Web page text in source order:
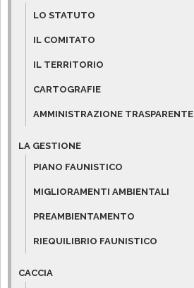
LO STATUTO
IL COMITATO
IL TERRITORIO
CARTOGRAFIE
AMMINISTRAZIONE TRASPARENTE
LA GESTIONE
PIANO FAUNISTICO
MIGLIORAMENTI AMBIENTALI
PREAMBIENTAMENTO
RIEQUILIBRIO FAUNISTICO
CACCIA